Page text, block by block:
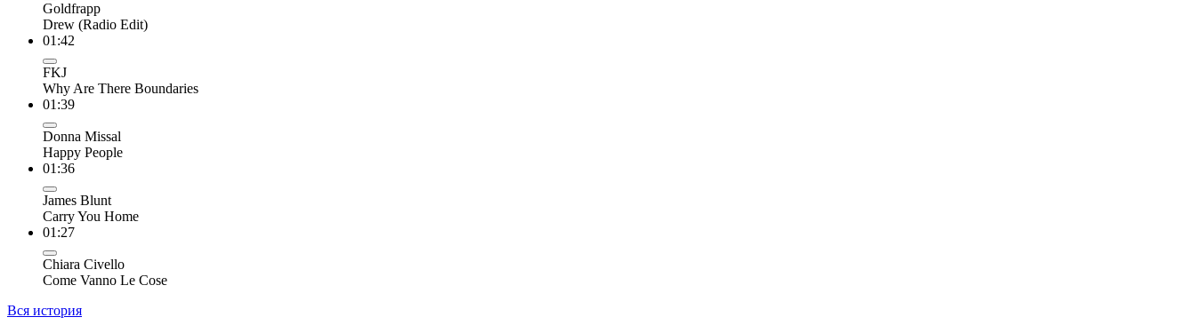
Goldfrapp
Drew (Radio Edit)
01:42
FKJ
Why Are There Boundaries
01:39
Donna Missal
Happy People
01:36
James Blunt
Carry You Home
01:27
Chiara Civello
Come Vanno Le Cose
Вся история